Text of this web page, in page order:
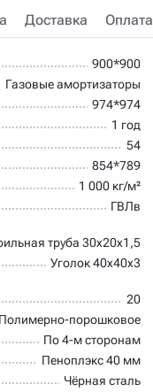
Доставка Оплата
900*900
Газовые амортизаторы
974*974
1 год
54
854*789
1 000 кг/м²
ГВЛв
труба 30х20х1,5
Уголок 40х40х3
20
Полимерно-порошковое
По 4-м сторонам
Пеноплэкс 40 мм
Чёрная сталь